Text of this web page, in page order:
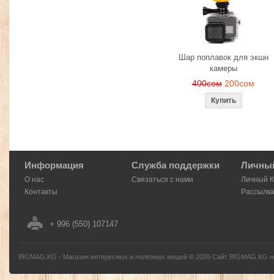
Шар поплавок для экшн
камеры
400сом 200сом
Информация
О нас
Контакты
Служба поддержки
Связаться с нами
Личный
Рассылка
+ 996 (550) 107147
BIGMAG.KG - Магазин интересных и полезных вещей © 2026 Сайт BIGMAG.KG